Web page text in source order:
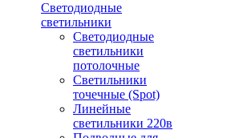
Светодиодные
светильники
Светодиодные
светильники
потолочные
Светильники
точечные (Spot)
Линейные
светильники 220в